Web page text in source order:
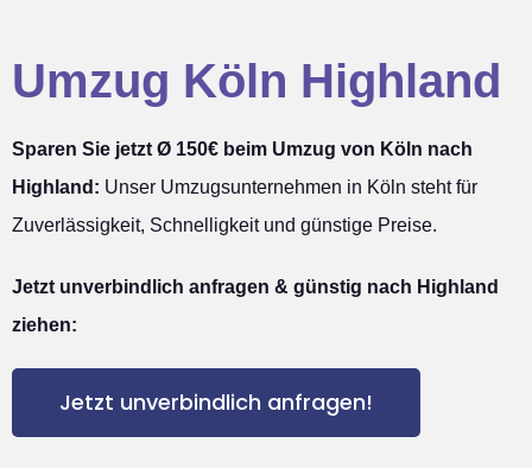
Umzug Köln Highland
Sparen Sie jetzt Ø 150€ beim Umzug von Köln nach
Highland: Unser Umzugsunternehmen in Köln steht für
Zuverlässigkeit, Schnelligkeit und günstige Preise.
Jetzt unverbindlich anfragen & günstig nach Highland
ziehen:
Jetzt unverbindlich anfragen!